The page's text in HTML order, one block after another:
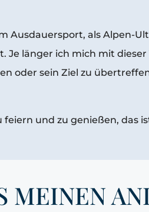
Ausdauersport, als Alpen-
Je länger ich mich mit
oder sein Ziel zu
und zu genießen, das
MEINEN